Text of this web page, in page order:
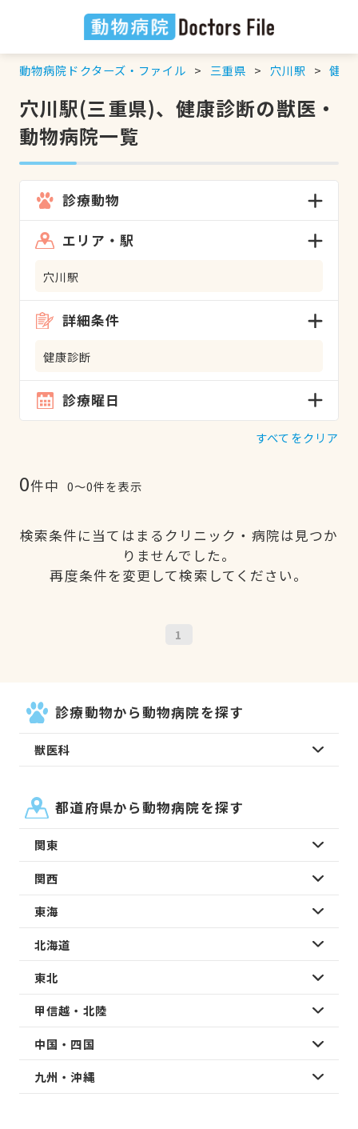
動物病院ドクターズ・ファイル 三重県 穴川駅 健康
穴川駅(三重県)、健康診断の獣医・
動物病院一覧
診療動物
エリア・駅
穴川駅
詳細条件
健康診断
診療曜日
すべてをクリア
0件中 0〜0件を表示
検索条件に当てはまるクリニック・病院は見つか
りませんでした。
再度条件を変更して検索してください。
1
診療動物から動物病院を探す
獣医科
都道府県から動物病院を探す
関東
関西
東海
北海道
東北
甲信越・北陸
中国・四国
九州・沖縄